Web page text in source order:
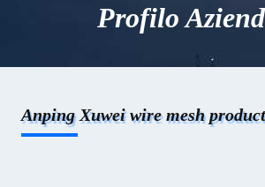
Profilo
Anping Xuwei wire mesh